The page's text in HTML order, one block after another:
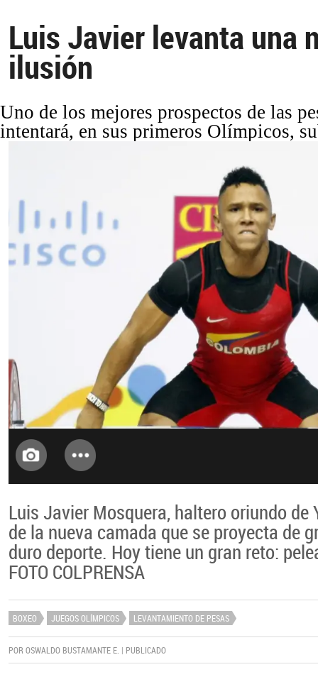
Luis Javier levanta una
ilusión
Uno de los mejores prospectos de las
intentará, en sus primeros Olímpicos,
Luis Javier Mosquera, haltero oriundo de
de la nueva camada que se proyecta de
duro deporte. Hoy tiene un gran reto:
FOTO COLPRENSA
BOXEO JUEGOS OLÍMPICOS LEVANTAMIENTO DE PESAS
POR OSWALDO BUSTAMANTE E. | PUBLICADO